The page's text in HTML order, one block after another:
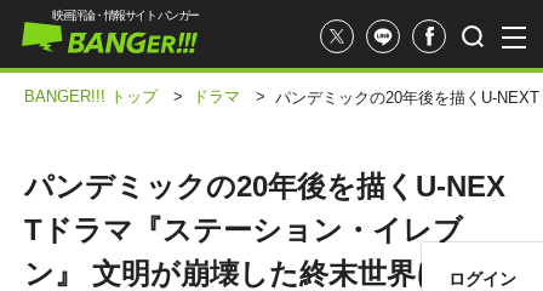
映画評論・情報サイト バンガー
ログイン
BANGER!!! トップ > ドラマ > パンデミックの20年後を描くU-
パンデミックの20年後を描くU-NEX
Tドラマ『ステーション・イレブ
ン』 文明が崩壊した終末世界に希望